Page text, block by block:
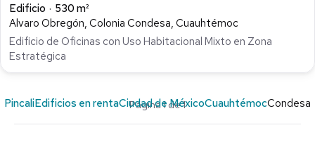
Edificio
530 m²
Alvaro Obregón, Colonia Condesa, Cuauhtémoc
Edificio de Oficinas con Uso Habitacional Mixto en Zona
Estratégica
Página 1 de 1
PincaliEdificios en rentaCiudad de MéxicoCuauhtémocCondesa